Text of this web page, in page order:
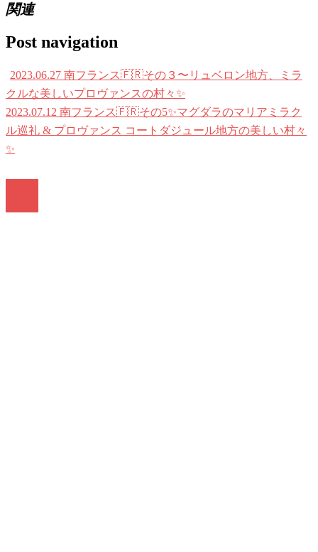
関連
Post navigation
2023.06.27 南フランス🇫🇷その３〜リュベロン地方、ミラ
クルな美しいプロヴァンスの村々✨
2023.07.12 南フランス🇫🇷その5✨マグダラのマリアミラク
ル巡礼 & プロヴァンス コートダジュール地方の美しい村々
✨